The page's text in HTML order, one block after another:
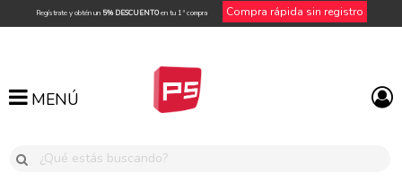
Regístrate y obtén un 5% DESCUENTOen tu 1ª compra Compra rápida sin registro
MENÚ
MENÚ